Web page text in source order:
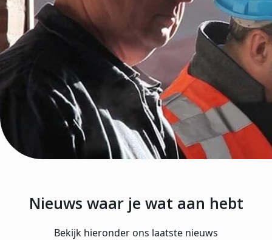
Nieuws waar je wat aan hebt
Bekijk hieronder ons laatste nieuws